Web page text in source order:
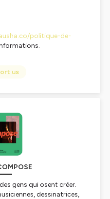
politique-de-
us
gens qui osent créer.
dessinatrices,